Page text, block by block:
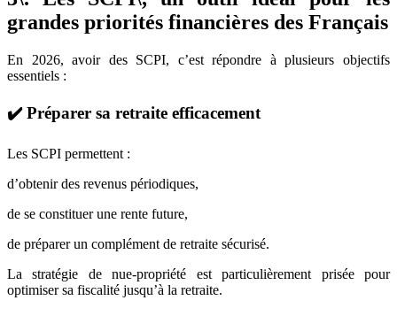
grandes priorités financières des Français
En 2026, avoir des SCPI, c’est répondre à plusieurs objectifs
essentiels :
✔️ Préparer sa retraite efficacement
Les SCPI permettent :
d’obtenir des revenus périodiques,
de se constituer une rente future,
de préparer un complément de retraite sécurisé.
La stratégie de nue-propriété est particulièrement prisée pour
optimiser sa fiscalité jusqu’à la retraite.